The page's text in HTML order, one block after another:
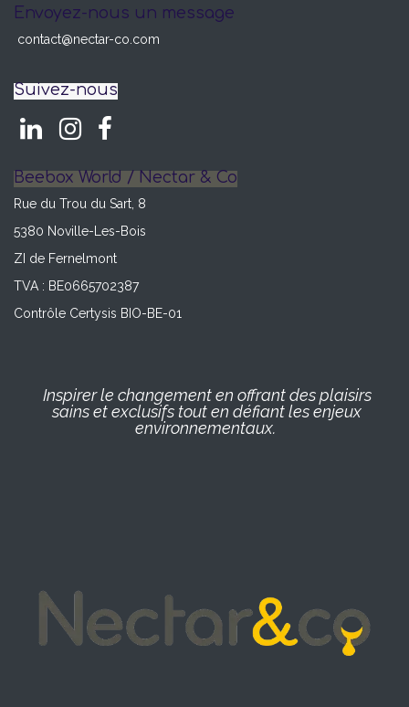
Envoyez-nous un message
contact@nectar-co.com
Suivez-nous
Beebox World / Nectar & Co
Rue du Trou du Sart, 8
5380 Noville-Les-Bois
ZI de Fernelmont
TVA : BE0665702387
Contrôle Certysis BIO-BE-01
Inspirer le changement en offrant des plaisirs
sains et exclusifs tout en défiant les enjeux
environnementaux.